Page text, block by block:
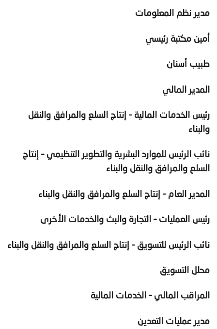
مدير نظم المعلومات
أمين مكتبة رئيسي
طبيب أسنان
المدير المالي
رئيس الخدمات المالية – إنتاج السلع والمرافق والنقل
والبناء
نائب الرئيس للموارد البشرية والتطوير التنظيمي – إنتاج
السلع والمرافق والنقل والبناء
المدير العام – إنتاج السلع والمرافق والنقل والبناء
رئيس العمليات – التجارة والبث والخدمات الأخرى
نائب الرئيس للتسويق – إنتاج السلع والمرافق والنقل والبناء
محلل التسويق
المراقب المالي – الخدمات المالية
مدير عمليات التعدين